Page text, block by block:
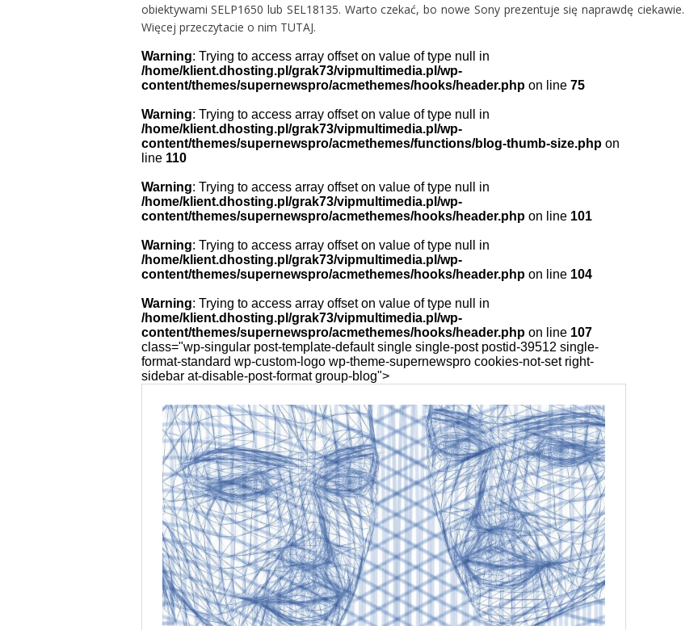
obiektywami SELP1650 lub SEL18135. Warto czekać, bo nowe Sony prezentuje się naprawdę ciekawie.
Więcej przeczytacie o nim TUTAJ.